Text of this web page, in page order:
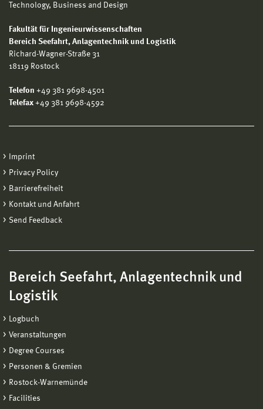
Technology, Business and Design
Fakultät für Ingenieurwissenschaften
Bereich Seefahrt, Anlagentechnik und Logistik
Richard-Wagner-Straße 31
18119 Rostock
Telefon +49 381 9698-4501
Telefax +49 381 9698-4592
Imprint
Privacy Policy
Barrierefreiheit
Kontakt und Anfahrt
Send Feedback
Bereich Seefahrt, Anlagentechnik und
Logistik
Logbuch
Veranstaltungen
Degree Courses
Personen & Gremien
Rostock-Warnemünde
Facilities